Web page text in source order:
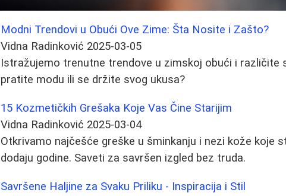
Modni Trendovi u Obući Ove Zime: Šta Nosite i Zašto?
Vidna Radinković 2025-03-05
Istražujemo trenutne trendove u zimskoj obući i različite
pratite modu ili se držite svog ukusa?
15 Kozmetičkih Grešaka Koje Vas Čine Starijim
Vidna Radinković 2025-03-04
Otkrivamo najčešće greške u šminkanju i nezi kože koje
dodaju godine. Saveti za savršen izgled bez truda.
Savršene Haljine za Svaku Priliku - Inspiracija i Stil